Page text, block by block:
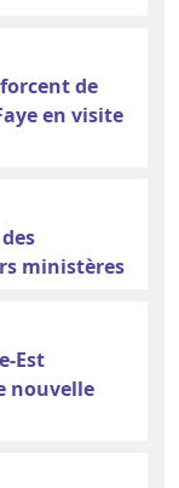
de
en visite
ministères
Est
nouvelle